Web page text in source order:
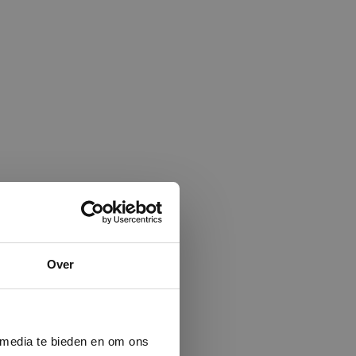
Over
te bieden en om ons
×
van